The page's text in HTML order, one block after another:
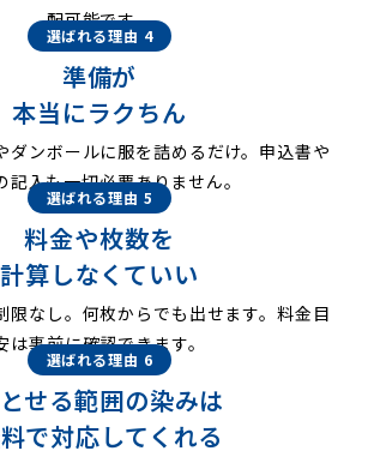
配可能です。
選ばれる理由 4
準備が
本当にラクちん
ダンボールに服を詰めるだけ。申込書や
記入も一切必要ありません。
選ばれる理由 5
料金や枚数を
計算しなくていい
限なし。何枚からでも出せます。料金目
は事前に確認できます。
選ばれる理由 6
せる範囲の染みは
で対応してくれる